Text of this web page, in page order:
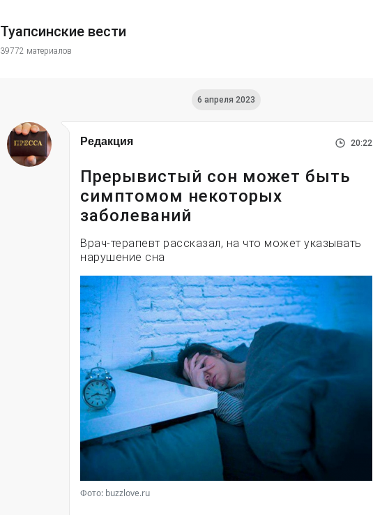
Туапсинские вести
39772 материалов
6 апреля 2023
Редакция 20:22
Прерывистый сон может быть
симптомом некоторых
заболеваний
Врач-терапевт рассказал, на что может указывать
нарушение сна
Фото: buzzlove.ru